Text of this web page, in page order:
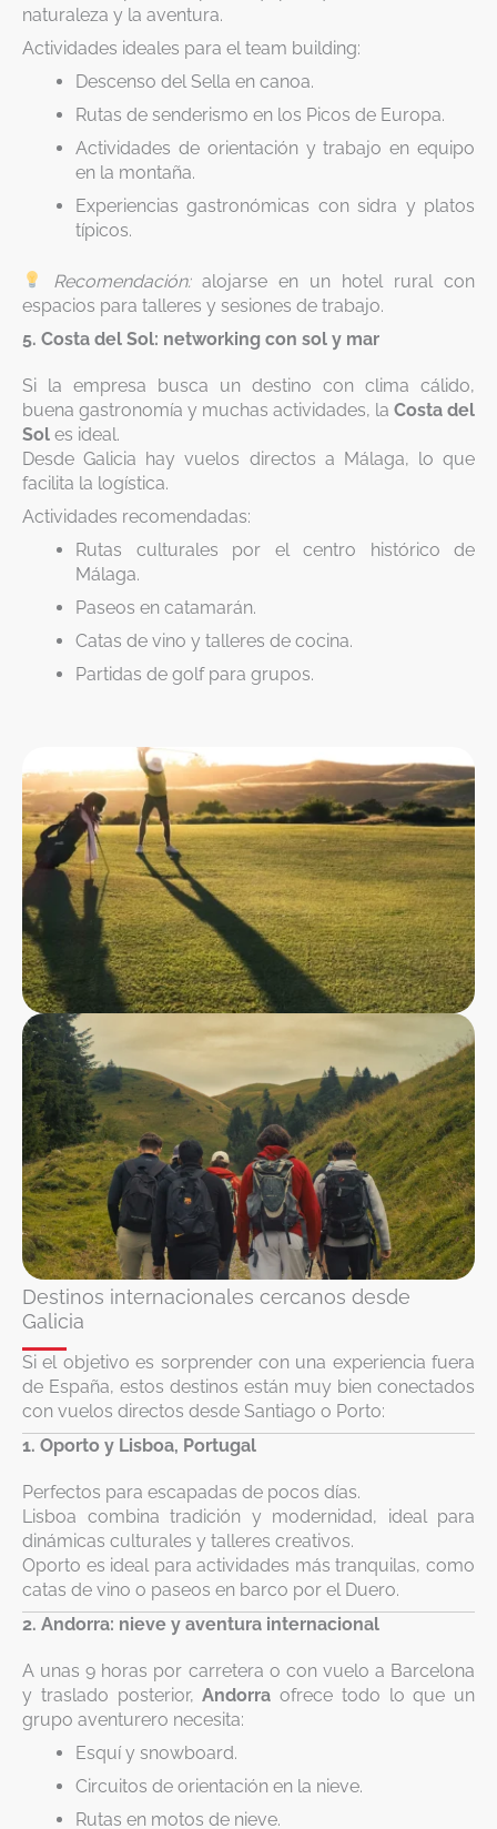
naturaleza y la aventura.
Actividades ideales para el team building:
Descenso del Sella en canoa.
Rutas de senderismo en los Picos de Europa.
Actividades de orientación y trabajo en equipo
en la montaña.
Experiencias gastronómicas con sidra y platos
típicos.
Recomendación:alojarse en un hotel rural con
espacios para talleres y sesiones de trabajo.
5. Costa del Sol: networking con sol y mar
Si la empresa busca un destino con clima cálido,
buena gastronomía y muchas actividades, la Costa del
Sol es ideal.
Desde Galicia hay vuelos directos a Málaga, lo que
facilita la logística.
Actividades recomendadas:
Rutas culturales por el centro histórico de
Málaga.
Paseos en catamarán.
Catas de vino y talleres de cocina.
Partidas de golf para grupos.
Destinos internacionales cercanos desde
Galicia
Si el objetivo es sorprender con una experiencia fuera
de España, estos destinos están muy bien conectados
con vuelos directos desde Santiago o Porto:
1. Oporto y Lisboa, Portugal
Perfectos para escapadas de pocos días.
Lisboa combina tradición y modernidad, ideal para
dinámicas culturales y talleres creativos.
Oporto es ideal para actividades más tranquilas, como
catas de vino o paseos en barco por el Duero.
2. Andorra: nieve y aventura internacional
A unas 9 horas por carretera o con vuelo a Barcelona
y traslado posterior,Andorra ofrece todo lo que un
grupo aventurero necesita:
Esquí y snowboard.
Circuitos de orientación en la nieve.
Rutas en motos de nieve.